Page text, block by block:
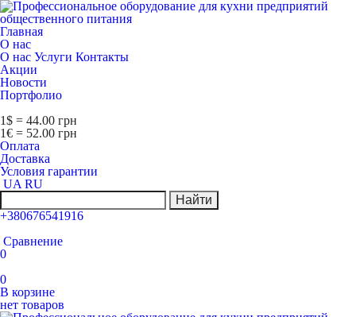
Главная
О нас
О нас Услуги Контакты
Акции
Новости
Портфолио
1$ = 44.00 грн
1€ = 52.00 грн
Оплата
Доставка
Условия гарантии
UA RU
Найти
+380676541916
Сравнение
0
0
В корзине
нет товаров